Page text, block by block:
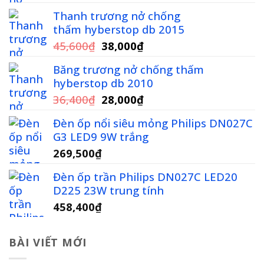
là:
60,000₫.
tại
là:
50,000₫.
Thanh trương nở chống
thấm hyberstop db 2015
45,600₫ Giá
là:
45,600₫.
38,000₫Giá
tại
là:
38,000₫.
Băng trương nở chống thấm
hyberstop db 2010
36,400₫ Giá
là:
36,400₫.
28,000₫Giá
tại
là:
Đèn ốp nổi siêu mỏng Philips DN027C
G3 LED9 9W trắng
269,500₫
Đèn ốp trần Philips DN027C LED20
D225 23W trung tính
458,400₫
BÀI VIẾT MỚI